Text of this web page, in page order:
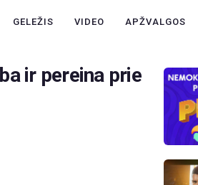
GELEŽIS VIDEO APŽVALGOS
ir pereina prie